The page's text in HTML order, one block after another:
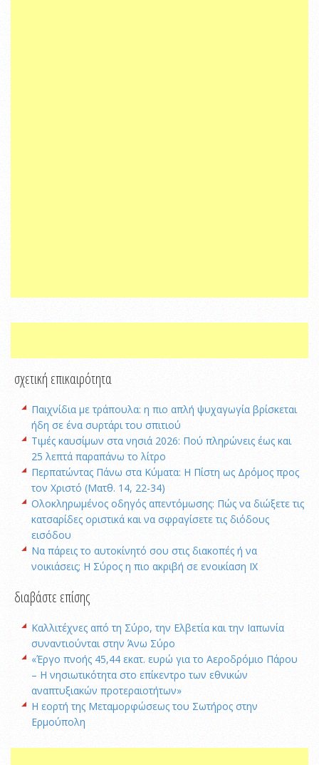
σχετική επικαιρότητα
Παιχνίδια με τράπουλα: η πιο απλή ψυχαγωγία βρίσκεται
ήδη σε ένα συρτάρι του σπιτιού
Τιμές καυσίμων στα νησιά 2026: Πού πληρώνεις έως και
25 λεπτά παραπάνω το λίτρο
Περπατώντας Πάνω στα Κύματα: Η Πίστη ως Δρόμος προς
τον Χριστό (Ματθ. 14, 22-34)
Ολοκληρωμένος οδηγός απεντόμωσης: Πώς να διώξετε τις
κατσαρίδες οριστικά και να σφραγίσετε τις διόδους
εισόδου
Να πάρεις το αυτοκίνητό σου στις διακοπές ή να
νοικιάσεις; Η Σύρος η πιο ακριβή σε ενοικίαση ΙΧ
διαβάστε επίσης
Καλλιτέχνες από τη Σύρο, την Ελβετία και την Ιαπωνία
συναντιούνται στην Άνω Σύρο
«Έργο πνοής 45,44 εκατ. ευρώ για το Αεροδρόμιο Πάρου
– Η νησιωτικότητα στο επίκεντρο των εθνικών
αναπτυξιακών προτεραιοτήτων»
Η εορτή της Μεταμορφώσεως του Σωτήρος στην
Ερμούπολη